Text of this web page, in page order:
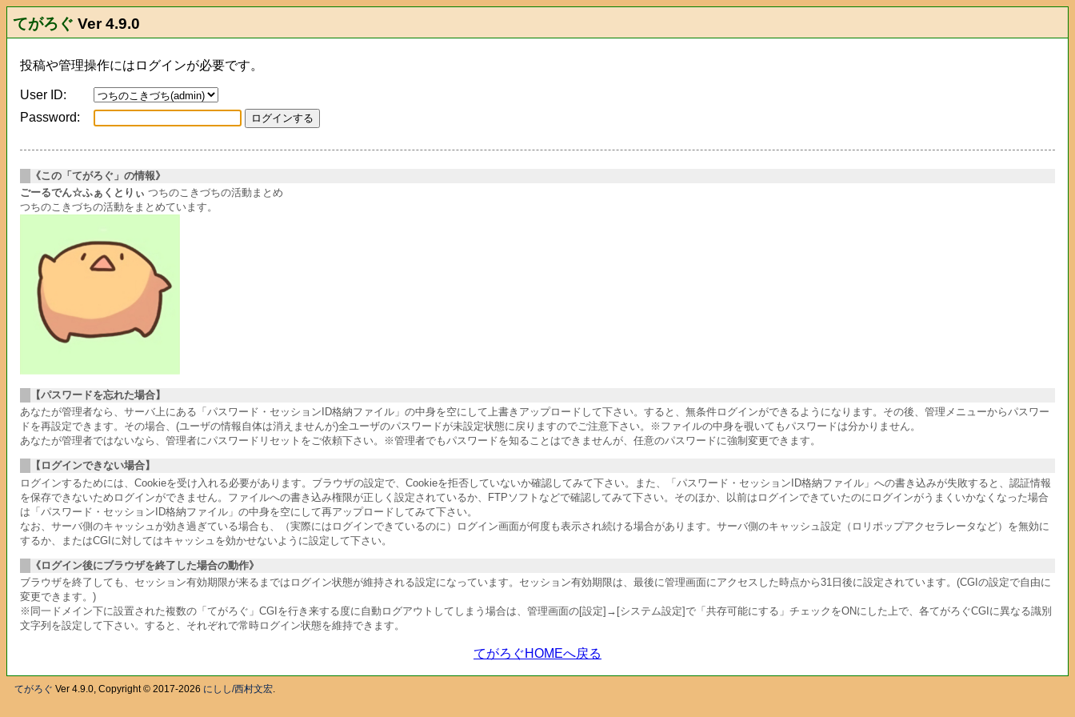
てがろぐ Ver 4.9.0
投稿や管理操作にはログインが必要です。
User ID:
Password:
《この「てがろぐ」の情報》
ごーるでん☆ふぁくとりぃ つちのこきづちの活動まとめ
つちのこきづちの活動をまとめています。
【パスワードを忘れた場合】
あなたが管理者なら、サーバ上にある「パスワード・セッションID格納ファイル」の中身を空にして上書きアップロードして下さい。すると、無条件ログインができるようになります。その後、管理メニューからパスワー
ドを再設定できます。その場合、(ユーザの情報自体は消えませんが)全ユーザのパスワードが未設定状態に戻りますのでご注意下さい。※ファイルの中身を覗いてもパスワードは分かりません。
あなたが管理者ではないなら、管理者にパスワードリセットをご依頼下さい。※管理者でもパスワードを知ることはできませんが、任意のパスワードに強制変更できます。
【ログインできない場合】
ログインするためには、Cookieを受け入れる必要があります。ブラウザの設定で、Cookieを拒否していないか確認してみて下さい。また、「パスワード・セッションID格納ファイル」への書き込みが失敗すると、認証情報
を保存できないためログインができません。ファイルへの書き込み権限が正しく設定されているか、FTPソフトなどで確認してみて下さい。そのほか、以前はログインできていたのにログインがうまくいかなくなった場合
は「パスワード・セッションID格納ファイル」の中身を空にして再アップロードしてみて下さい。
なお、サーバ側のキャッシュが効き過ぎている場合も、（実際にはログインできているのに）ログイン画面が何度も表示され続ける場合があります。サーバ側のキャッシュ設定（ロリポップアクセラレータなど）を無効に
するか、またはCGIに対してはキャッシュを効かせないように設定して下さい。
《ログイン後にブラウザを終了した場合の動作》
ブラウザを終了しても、セッション有効期限が来るまではログイン状態が維持される設定になっています。セッション有効期限は、最後に管理画面にアクセスした時点から31日後に設定されています。(CGIの設定で自由に
変更できます。)
※同一ドメイン下に設置された複数の「てがろぐ」CGIを行き来する度に自動ログアウトしてしまう場合は、管理画面の[設定]→[システム設定]で「共存可能にする」チェックをONにした上で、各てがろぐCGIに異なる識別
文字列を設定して下さい。すると、それぞれで常時ログイン状態を維持できます。
てがろぐHOMEへ戻る
てがろぐ Ver 4.9.0, Copyright © 2017-2026 にしし/西村文宏.